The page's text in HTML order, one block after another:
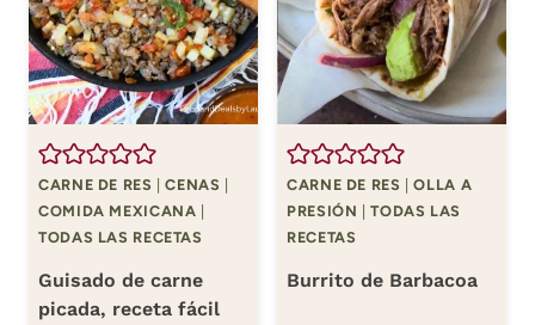
CARNE DE RES |CENAS
COMIDA MEXICANA
TODAS LAS RECETAS
Guisado de carne
picada, receta fácil
CARNE DE RES |OLLA A
PRESIÓN |TODAS LAS
RECETAS
Burrito de Barbacoa